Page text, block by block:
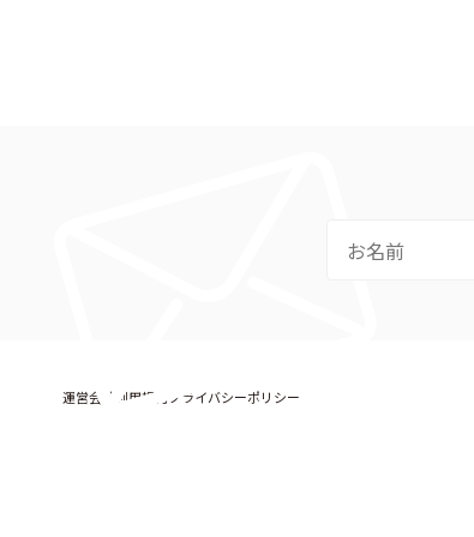
運営会社 利用規約プライバシーポリシー